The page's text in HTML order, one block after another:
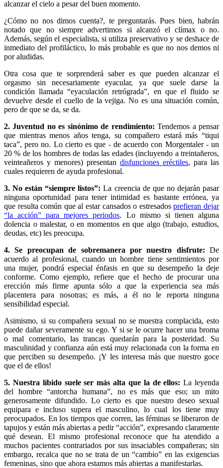
alcanzar el cielo a pesar del buen momento.
¿Cómo no nos dimos cuenta?, te preguntarás. Pues bien, habrán
notado que no siempre advertimos si alcanzó el clímax o no.
Además, según el especialista, si utiliza preservativo y se deshace de
inmediato del profiláctico, lo más probable es que no nos demos ni
por aludidas.
Otra cosa que te sorprenderá saber es que pueden alcanzar el
orgasmo sin necesariamente eyacular, ya que suele darse la
condición llamada “eyaculación retrógrada”, en que el fluido se
devuelve desde el cuello de la vejiga. No es una situación común,
pero de que se da, se da.
2. Juventud no es sinónimo de rendimiento: Tendemos a pensar
que mientras menos años tenga, su compañero estará más “tiqui
taca”, pero no. Lo cierto es que - de acuerdo con Morgentaler - un
20 % de los hombres de todas las edades (incluyendo a treintañeros,
veinteañeros y menores) presentan disfunciones eréctiles, para las
cuales requieren de ayuda profesional.
3. No están “siempre listos”:La creencia de que no dejarán pasar
ninguna oportunidad para tener intimidad es bastante errónea, ya
que resulta común que al estar cansados o estresadosprefieran dejar
“la acción” para mejores periodos. Lo mismo si tienen alguna
dolencia o malestar, o en momentos en que algo (trabajo, estudios,
deudas, etc) les preocupa.
4. Se preocupan de sobremanera por nuestro disfrute: De
acuerdo al profesional, cuando un hombre tiene sentimientos por
una mujer, pondrá especial énfasis en que su desempeño la deje
conforme. Como ejemplo, refiere que el hecho de procurar una
erección más firme apunta sólo a que la experiencia sea más
placentera para nosotras; es más, a él no le reporta ninguna
sensibilidad especial.
Asimismo, si su compañera sexual no se muestra complacida, esto
puede dañar severamente su ego. Y si se le ocurre hacer una broma
o mal comentario, las trancas quedarán para la posteridad. Su
masculinidad y confianza aún está muy relacionada con la forma en
que perciben su desempeño. ¡Y les interesa más que nuestro goce
que el de ellos!
5. Nuestra líbido suele ser más alta que la de ellos:La leyenda
del hombre “antorcha humana”, no es más que eso; un mito
generosamente difundido. Lo cierto es que nuestro deseo sexual
equipara e incluso supera el masculino, lo cual los tiene muy
preocupados. En los tiempos que corren, las féminas se liberaron de
tapujos y están más abiertas a pedir “acción”, expresando claramente
qué desean. El mismo profesional reconoce que ha atendido a
muchos pacientes contrariados por sus insaciables compañeras; sin
embargo, recalca que no se trata de un “cambio” en las exigencias
femeninas, sino que ahora estamos más abiertas a manifestarlas.